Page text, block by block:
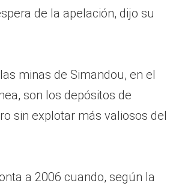
de la apelación, dijo su
minas de Simandou, en el
son los depósitos de
sin explotar más valiosos del
a 2006 cuando, según la